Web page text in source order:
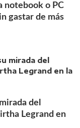
notebook o PC
gastar de más
del
Legrand en